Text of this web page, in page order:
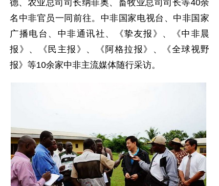
德、农业总司司长纳菲奥、畜牧业总司司长等40余
名中非官员一同前往。中非国家电视台、中非国家
广播电台、中非通讯社、《挚友报》、《中非晨
报》、《民主报》、《阿格拉报》、《全球视野
报》等10余家中非主流媒体随行采访。